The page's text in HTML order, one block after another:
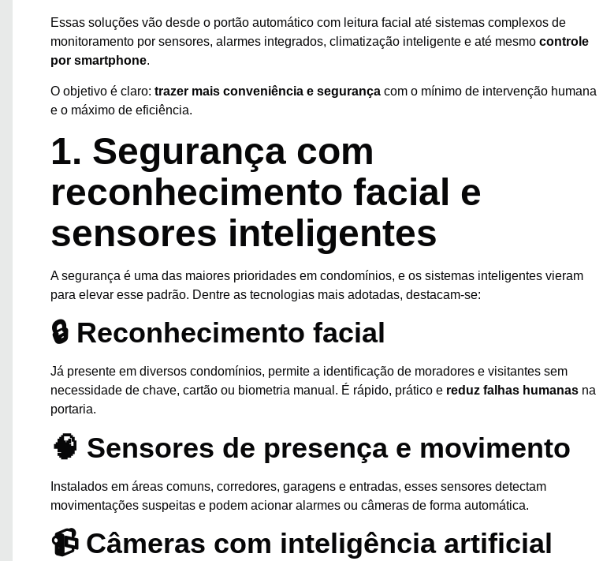
Essas soluções vão desde o portão automático com leitura facial até sistemas complexos de
monitoramento por sensores, alarmes integrados, climatização inteligente e até mesmo controle
por smartphone.
O objetivo é claro: trazer mais conveniência e segurança com o mínimo de intervenção humana
e o máximo de eficiência.
1. Segurança com
reconhecimento facial e
sensores inteligentes
A segurança é uma das maiores prioridades em condomínios, e os sistemas inteligentes vieram
para elevar esse padrão. Dentre as tecnologias mais adotadas, destacam-se:
🔒 Reconhecimento facial
Já presente em diversos condomínios, permite a identificação de moradores e visitantes sem
necessidade de chave, cartão ou biometria manual. É rápido, prático e reduz falhas humanas na
portaria.
🧠 Sensores de presença e movimento
Instalados em áreas comuns, corredores, garagens e entradas, esses sensores detectam
movimentações suspeitas e podem acionar alarmes ou câmeras de forma automática.
📹 Câmeras com inteligência artificial